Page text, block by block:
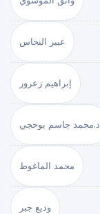
عبير النحاس
إبراهيم زعرور
د.محمد جاسم بوحجي
محمد الماغوط
وديع جبر